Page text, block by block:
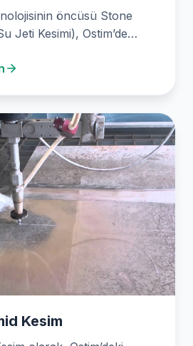
öncüsü Stone
Jeti Kesimi), Ostim’de
ekibimiz, mermerden…
Kesim